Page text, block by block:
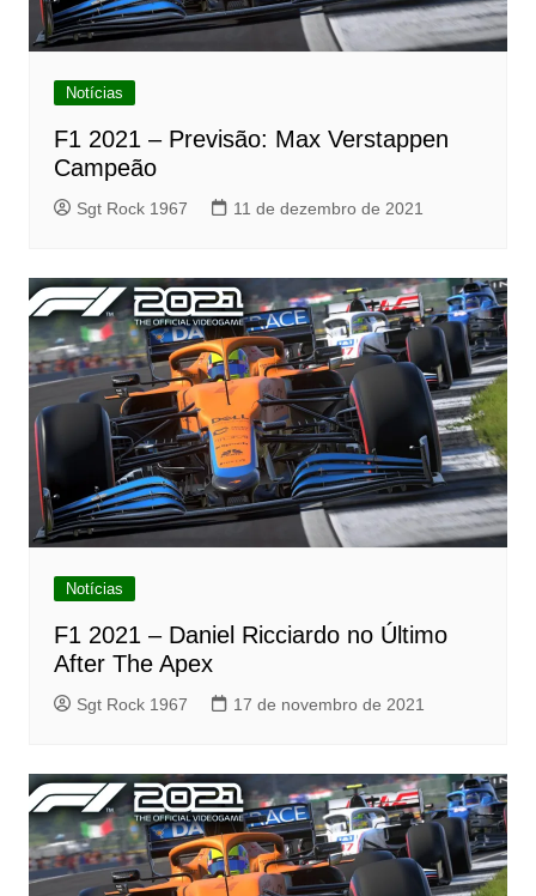
Notícias
F1 2021 – Previsão: Max Verstappen
Campeão
Sgt Rock 1967 11 de dezembro de 2021
Notícias
F1 2021 – Daniel Ricciardo no Último
After The Apex
Sgt Rock 1967 17 de novembro de 2021